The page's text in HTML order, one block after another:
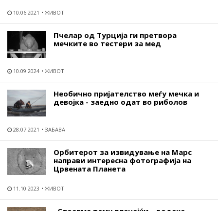
10.06.2021 ЖИВОТ
Пчелар од Турција ги претвора
мечките во тестери за мед
10.09.2024 ЖИВОТ
Необично пријателство меѓу мечка и
девојка - заедно одат во риболов
28.07.2021 ЗАБАВА
Орбитерот за извидување на Марс
направи интересна фотографија на
Црвената Планета
11.10.2023 ЖИВОТ